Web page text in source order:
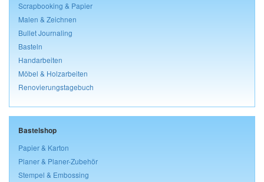
Scrapbooking & Papier
Malen & Zeichnen
Bullet Journaling
Basteln
Handarbeiten
Möbel & Holzarbeiten
Renovierungstagebuch
Bastelshop
Papier & Karton
Planer & Planer-Zubehör
Stempel & Embossing